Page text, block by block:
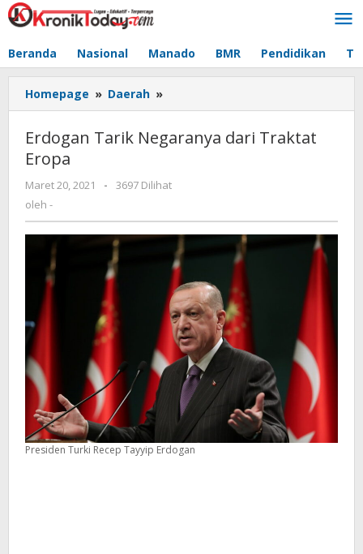
Lewati
ke
Beranda Nasional Manado BMR Pendidikan
Homepage » Daerah »
Tarik
dari
Eropa
Erdogan Tarik Negaranya dari Traktat
Eropa
Maret 20, 2021
oleh
-
3697 Dilihat
oleh -
Presiden Turki Recep Tayyip Erdogan